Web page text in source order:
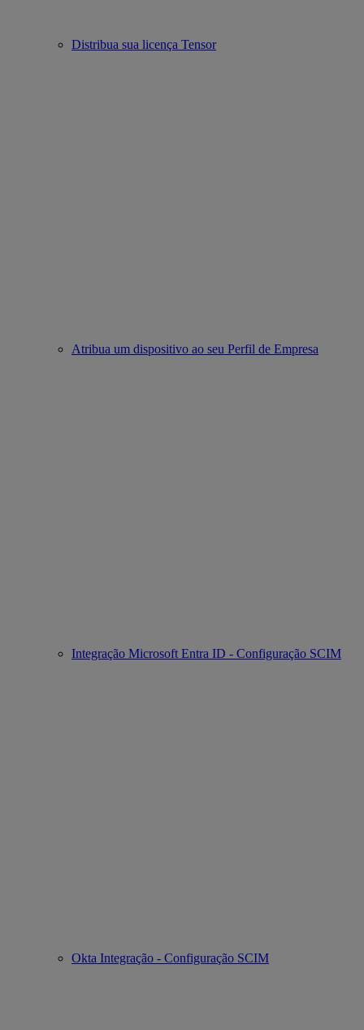
Distribua sua licença Tensor
Atribua um dispositivo ao seu Perfil de Empresa
Integração Microsoft Entra ID - Configuração SCIM
Okta Integração - Configuração SCIM